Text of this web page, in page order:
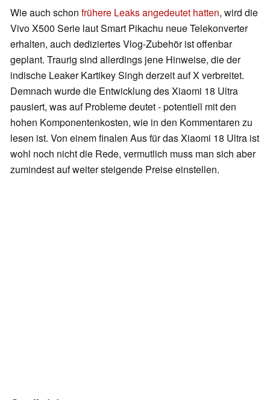
Wie auch schon frühere Leaks angedeutet hatten, wird die
Vivo X500 Serie laut Smart Pikachu neue Telekonverter
erhalten, auch dediziertes Vlog-Zubehör ist offenbar
geplant. Traurig sind allerdings jene Hinweise, die der
indische Leaker Kartikey Singh derzeit auf X verbreitet.
Demnach wurde die Entwicklung des Xiaomi 18 Ultra
pausiert, was auf Probleme deutet - potentiell mit den
hohen Komponentenkosten, wie in den Kommentaren zu
lesen ist. Von einem finalen Aus für das Xiaomi 18 Ultra ist
wohl noch nicht die Rede, vermutlich muss man sich aber
zumindest auf weiter steigende Preise einstellen.